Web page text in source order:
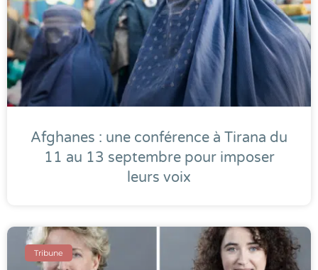
Afghanes : une conférence à Tirana du
11 au 13 septembre pour imposer
leurs voix
Tribune